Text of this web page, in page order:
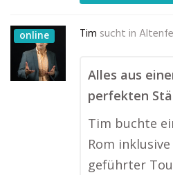
online Tim sucht in
Alles aus
perfekten
Tim buchte
Rom
geführter